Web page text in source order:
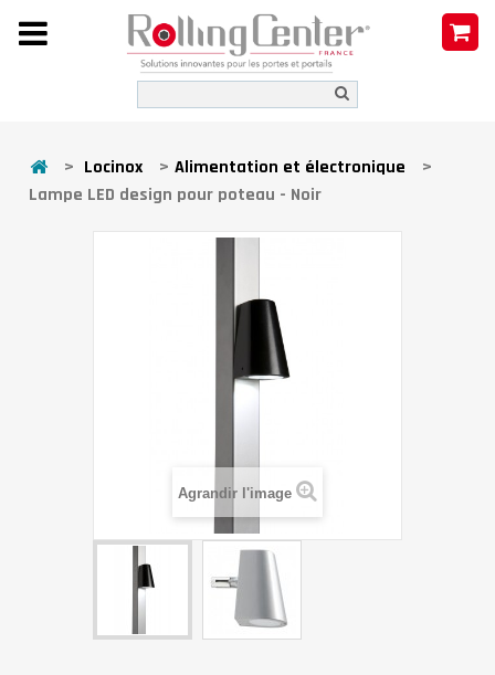
> Locinox > Alimentation et électronique
>
Lampe LED design pour poteau - Noir
Agrandir l'image